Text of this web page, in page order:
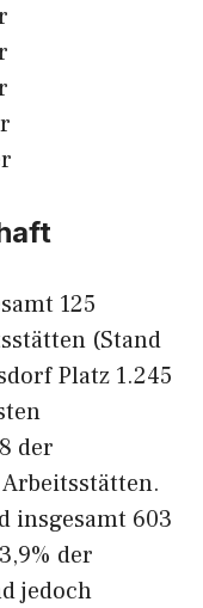
125
(Stand
Platz 1.245
der
insgesamt 603
der
jedoch